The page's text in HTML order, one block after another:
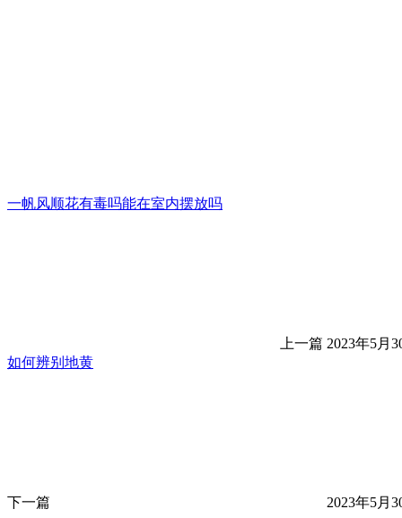
一帆风顺花有毒吗能在室内摆放吗
上一篇 2023年5月
如何辨别地黄
下一篇 2023年5月